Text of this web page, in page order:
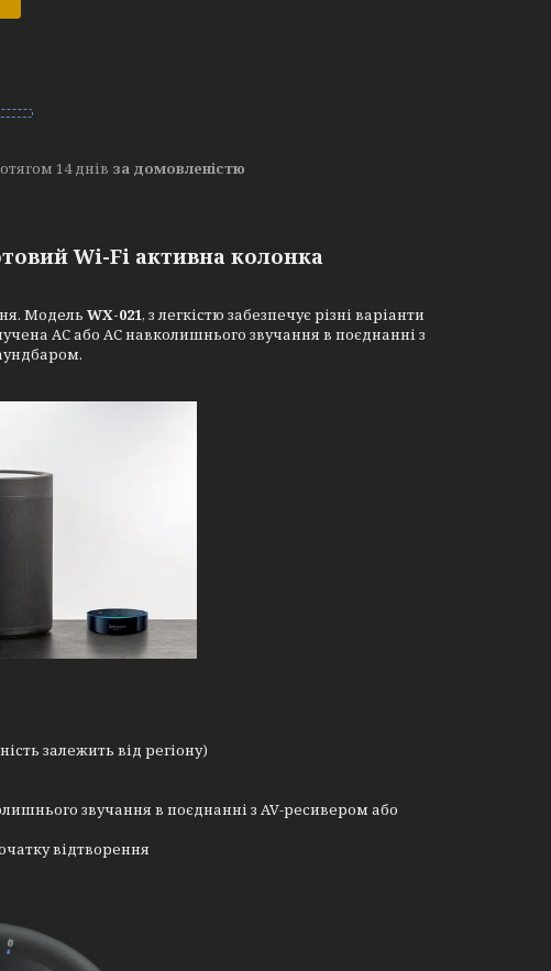
14 днів за домовленістю
Wi-Fi активна колонка
Модель WX-021, з легкістю забезпечує різні варіанти
АС або АС навколишнього звучання в поєднанні з
залежить від регіону)
звучання в поєднанні з AV-ресивером або
відтворення